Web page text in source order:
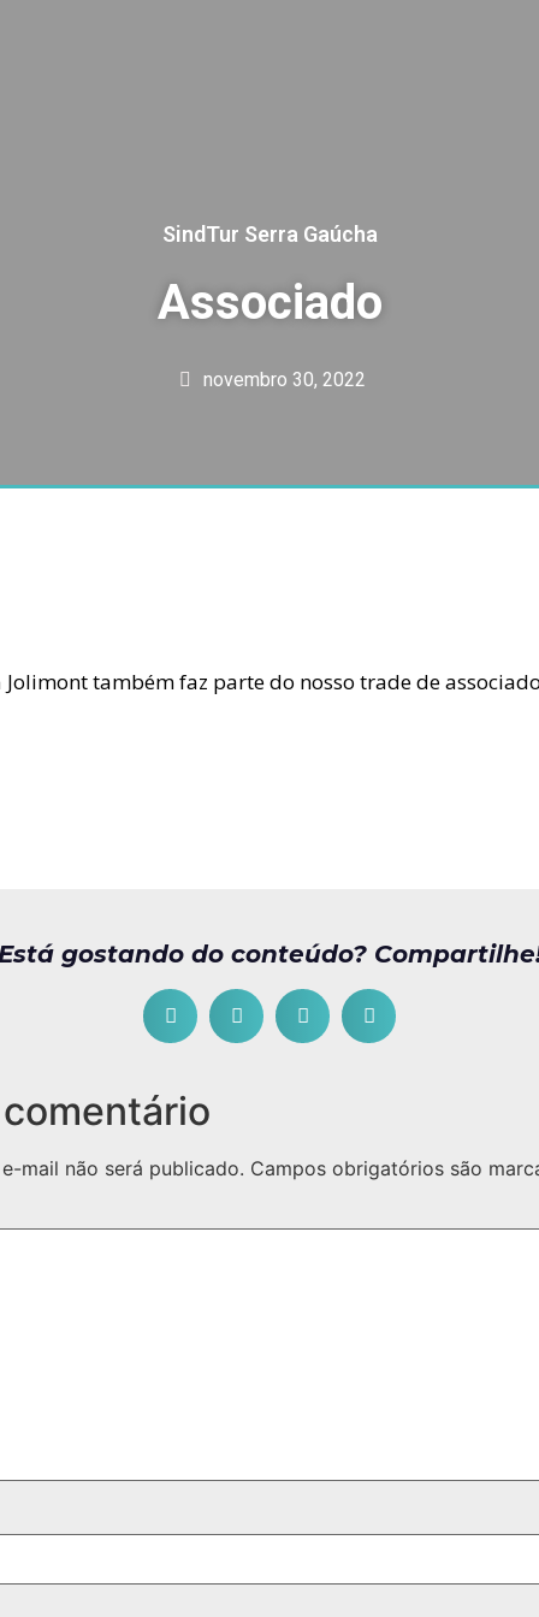
SindTur Serra Gaúcha
Associado
novembro 30, 2022
também faz parte do nosso trade de
gostando do conteúdo?
mail não será publicado. Campos obrigatórios são